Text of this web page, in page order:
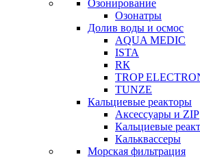
Озонирование
Озонатры
Долив воды и осмос
AQUA MEDIC
ISTA
RК
TROP
TUNZE
Кальциевые реакторы
Аксессуары и ZIP
Кальциевые
Кальквассеры
Морская фильтрация